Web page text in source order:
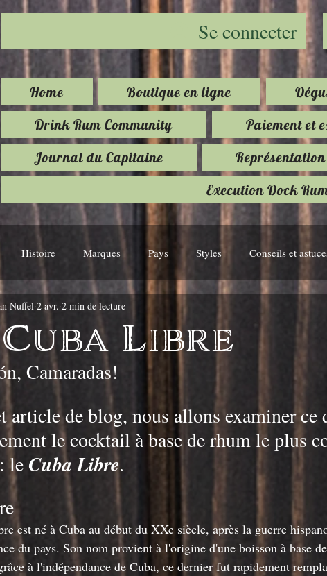
Se connecter
Home Boutique en ligne
Drink Rum Community
Paiement et
Journal du Capitaine
Représentation
Execution Dock
Histoire Marques Pays Styles Conseils et
Libre
Nuffel 2 avr. 2 min de lecture
Camaradas!
article de blog, nous allons examiner ce
le cocktail à base de rhum le plus
le Cuba Libre.
est né à Cuba au début du XXe siècle, après la guerre
du pays. Son nom provient à l'origine d'une boisson à base
à l'indépendance de Cuba, ce dernier fut rapidement